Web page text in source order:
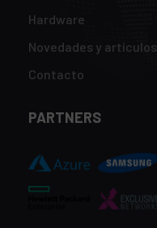
Hardware
Novedades y artículos
Contacto
PARTNERS